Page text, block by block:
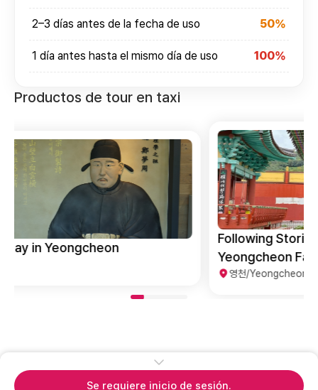
2–3 días antes de la fecha de uso 50%
1 día antes hasta el mismo día de uso 100%
Se requiere inicio de sesión.
Productos de tour en taxi
Following Stories, Following Stars,
Yeongcheon Family Trip